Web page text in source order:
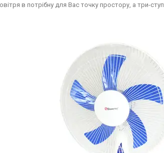
в потрібну для Вас точку простору, а три-